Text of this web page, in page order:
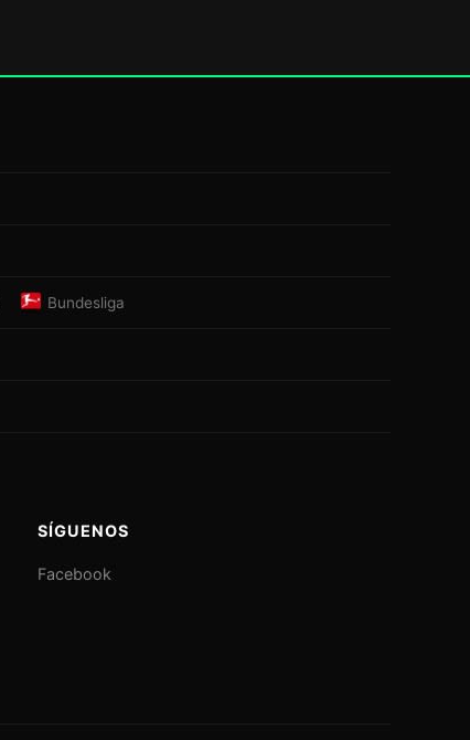
Bundesliga
SÍGUENOS
Facebook